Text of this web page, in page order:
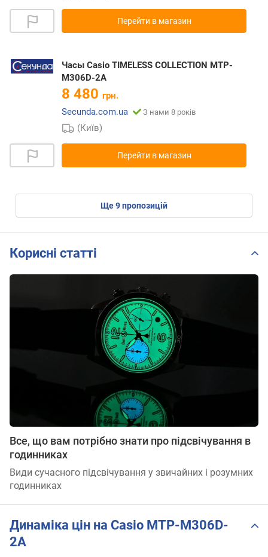
Перейти в магазин
Часы Casio TIMELESS COLLECTION MTP-
M306D-2A
8 480 грн.
Secunda.com.ua
З нами 8 років
(Київ)
Перейти в магазин
ще9пропозицій
Корисні статті
Все, що вам потрібно знати про підсвічування в
годинниках
Види сучасного підсвічування у звичайних і розумних
годинниках
Динаміка цін на Casio MTP-M306D-
2A